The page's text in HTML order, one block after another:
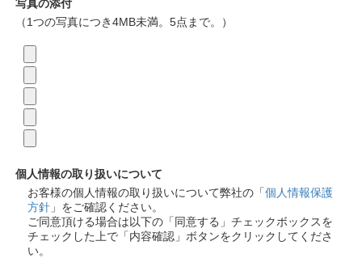
写真の添付
（1つの写真につき4MB未満。5点まで。）
個人情報の取り扱いについて
お客様の個人情報の取り扱いについて弊社の「個人情報保護
方針 」をご確認ください。
ご同意頂ける場合は以下の「同意する」チェックボックスを
チェックした上で「内容確認」ボタンをクリックしてくださ
い。